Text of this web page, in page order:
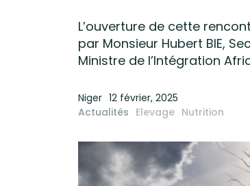
L’ouverture de cette
par Monsieur Hubert BIE,
Ministre de l’Intégration
Niger
12 février, 2025
Actualités Elevage Nutrition